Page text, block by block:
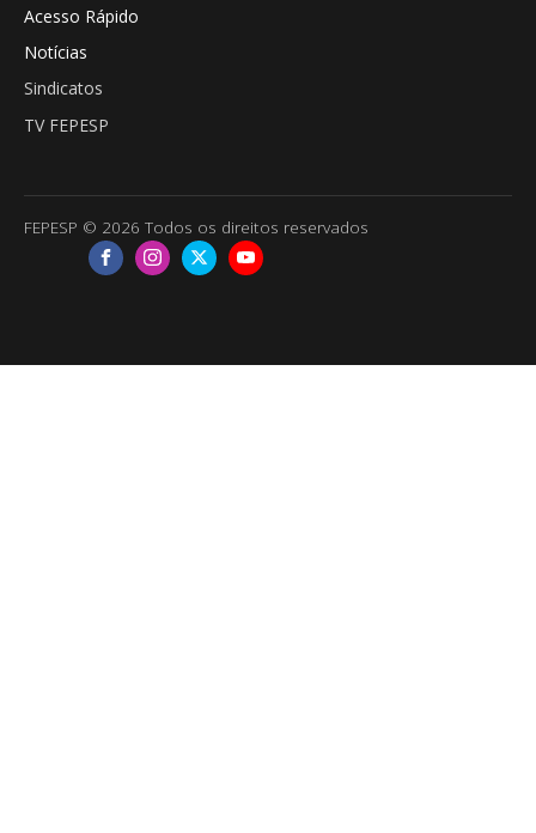
Acesso Rápido
Notícias
Sindicatos
TV FEPESP
FEPESP © 2026 Todos os direitos reservados